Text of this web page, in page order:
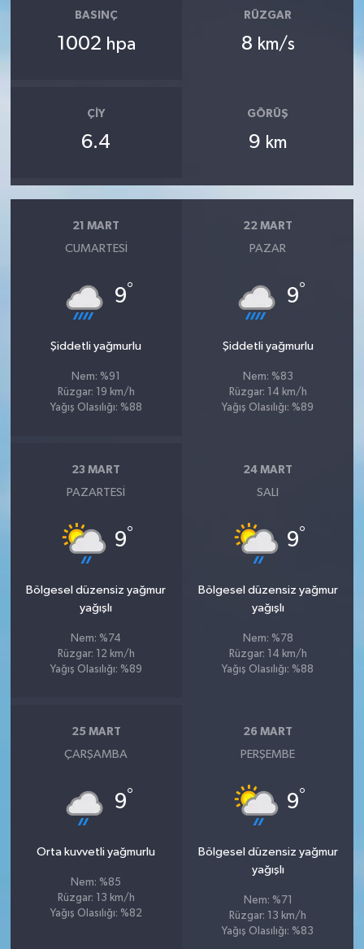
BASINÇ
1002 hpa
RÜZGAR
8 km/s
ÇIY
6.4
GÖRÜŞ
9 km
21 MART
CUMARTESI
9°
Şiddetli yağmurlu
Nem: %91
Rüzgar: 19 km/h
Yağış Olasılığı: %88
22 MART
PAZAR
9°
Şiddetli yağmurlu
Nem: %83
Rüzgar: 14 km/h
Yağış Olasılığı: %89
23 MART
PAZARTESI
9°
Bölgesel düzensiz yağmur
yağışlı
Nem: %74
Rüzgar: 12 km/h
Yağış Olasılığı: %89
24 MART
SALI
9°
Bölgesel düzensiz yağmur
yağışlı
Nem: %78
Rüzgar: 14 km/h
Yağış Olasılığı: %88
25 MART
ÇARŞAMBA
9°
Orta kuvvetli yağmurlu
Nem: %85
Rüzgar: 13 km/h
Yağış Olasılığı: %82
26 MART
PERŞEMBE
9°
Bölgesel düzensiz yağmur
yağışlı
Nem: %71
Rüzgar: 13 km/h
Yağış Olasılığı: %83